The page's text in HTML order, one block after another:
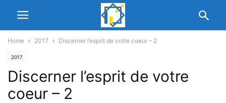
Home 2017 Discerner l’esprit de votre coeur – 2
2017
Discerner l’esprit de votre
coeur – 2